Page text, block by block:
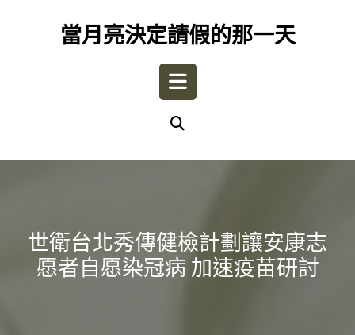
當月亮決定請假的那一天
Open
世衛台北秀傳健檢計劃讓安康志
愿者自愿染冠病 加速疫苗研討